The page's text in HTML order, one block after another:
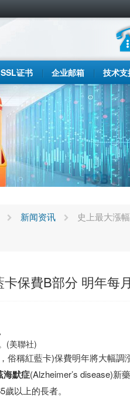
SSL证书 企业邮箱 技术支
新闻资讯 史上最大漲
保費B部分 明年每
(美聯社)
俗稱紅藍卡)保費明年將大幅
海默症(Alzheimer’s disease)新
以上的長者。